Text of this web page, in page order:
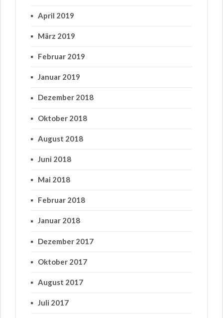
April 2019
März 2019
Februar 2019
Januar 2019
Dezember 2018
Oktober 2018
August 2018
Juni 2018
Mai 2018
Februar 2018
Januar 2018
Dezember 2017
Oktober 2017
August 2017
Juli 2017